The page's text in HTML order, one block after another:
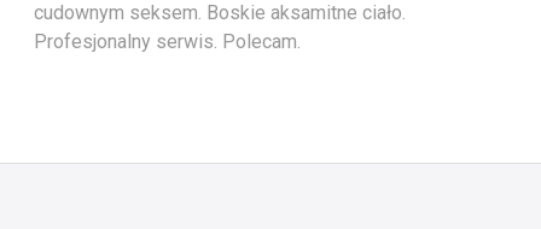
cudownym seksem. Boskie aksamitne ciało.
Profesjonalny serwis. Polecam.